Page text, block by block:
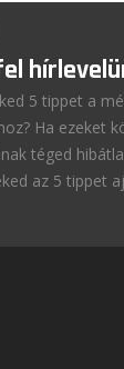
5 tippet a
Ha ezeket
téged
az 5 tippet